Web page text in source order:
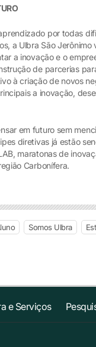
por todas
a Ulbra São
a inovação e o
de parcerias
à criação de novos
a inovação,
em futuro sem
diretivas já estão
maratonas de
Carbonífera.
Somos Ulbra
e Serviços